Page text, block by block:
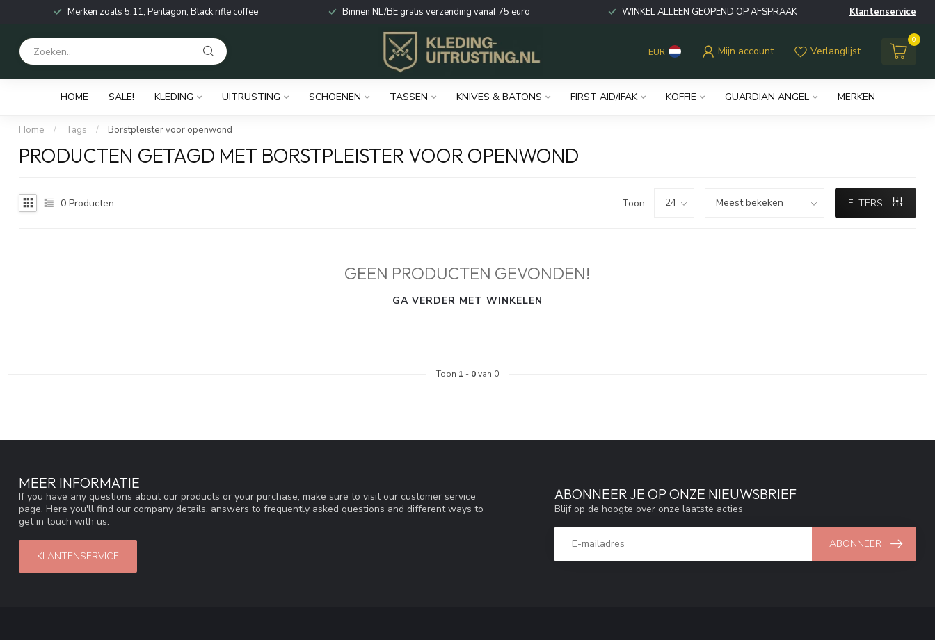
Merken zoals 5.11, Pentagon, Black rifle coffee Binnen NL/BE gratis verzending vanaf 75 euro WINKEL ALLEEN GEOPEND OP AFSPRAAK Klantenservice
EUR Mijn account Verlanglijst
0
HOME SALE! KLEDING UITRUSTING SCHOENEN TASSEN KNIVES & BATONS FIRST AID/IFAK KOFFIE GUARDIAN ANGEL MERKEN
Home / Tags / Borstpleister voor openwond
PRODUCTEN GETAGD MET BORSTPLEISTER VOOR OPENWOND
0 Producten Toon: FILTERS
GEEN PRODUCTEN GEVONDEN!
GA VERDER MET WINKELEN
Toon 1 - 0van 0
MEER INFORMATIE
If you have any questions about our products or your purchase, make sure to visit our customer service
page. Here you'll find our company details, answers to frequently asked questions and different ways to
get in touch with us.
KLANTENSERVICE
ABONNEER JE OP ONZE NIEUWSBRIEF
Blijf op de hoogte over onze laatste acties
ABONNEER